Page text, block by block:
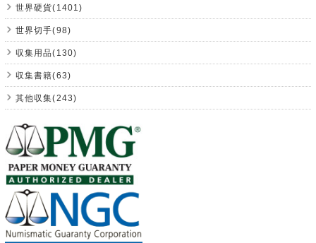
世界硬貨(1401)
世界切手(98)
収集用品(130)
収集書籍(63)
其他収集(243)